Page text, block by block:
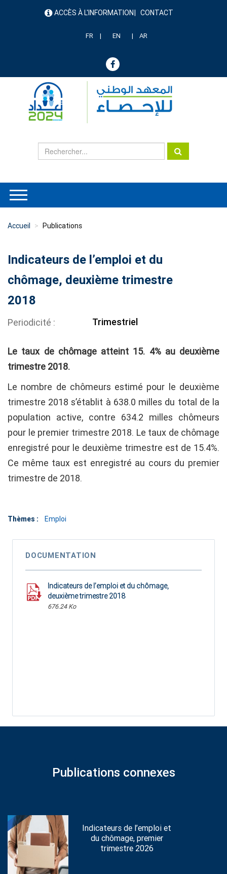
menu ACCÈS À L'INFORMATION CONTACT
FR EN AR
Accueil Publications
Indicateurs de l’emploi et du
chômage, deuxième trimestre
2018
Periodicité Trimestriel
Le taux de chômage atteint 15. 4% au deuxième
trimestre 2018.
Le nombre de chômeurs estimé pour le deuxième
trimestre 2018 s’établit à 638.0 milles du total de la
population active, contre 634.2 milles chômeurs
pour le premier trimestre 2018. Le taux de chômage
enregistré pour le deuxième trimestre est de 15.4%.
Ce même taux est enregistré au cours du premier
trimestre de 2018.
Thèmes : Emploi
DOCUMENTATION
Indicateurs de l’emploi et du chômage,
deuxième trimestre 2018
676.24 Ko
Publications connexes
Indicateurs de l’emploi et
du chômage, premier
trimestre 2026